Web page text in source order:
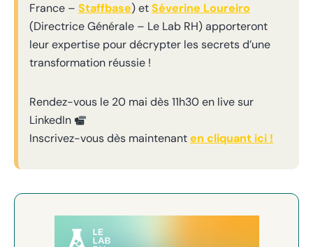
France – Staffbase) etSéverine Loureiro
(Directrice Générale – Le Lab RH) apporteront
leur expertise pour décrypter les secrets d’une
transformation réussie !
Rendez-vous le 20 mai dès 11h30 en live sur
LinkedIn
Inscrivez-vous dès maintenanten cliquant ici !